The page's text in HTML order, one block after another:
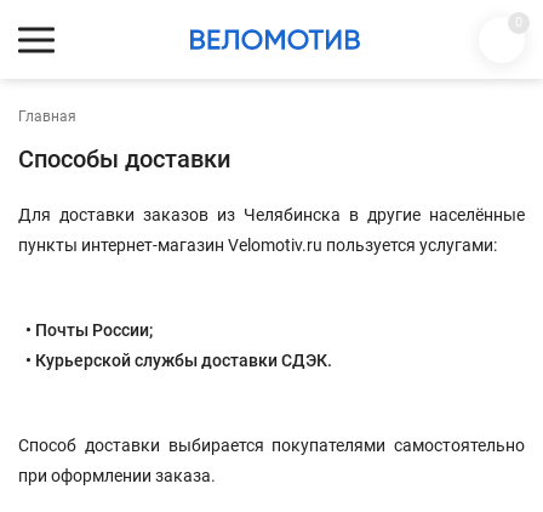
0
Главная
Способы доставки
Для доставки заказов из Челябинска в другие населённые
пункты интернет-магазин Velomotiv.ru пользуется услугами:
• Почты России;
• Курьерской службы доставки СДЭК.
Способ доставки выбирается покупателями самостоятельно
при оформлении заказа.